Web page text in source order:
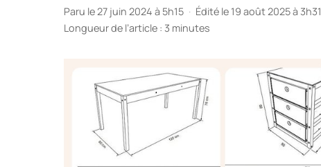
Paru le 27 juin 2024 à 5h15 · Édité le 19 août 2025 à 3h31
Longueur de l’article : 3 minutes